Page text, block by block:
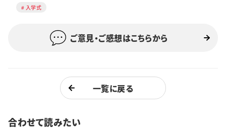
入学式
ご意見・ご感想はこちらから
一覧に戻る
合わせて読みたい